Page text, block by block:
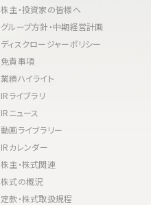
株主・投資家の皆様へ
グループ方針・中期経営計画
ディスクロージャーポリシー
免責事項
業績ハイライト
IRライブラリ
IRニュース
動画ライブラリー
IRカレンダー
株主・株式関連
株式の概況
定款・株式取扱規程